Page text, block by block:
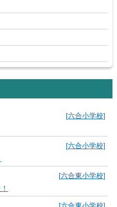
[六合小学校]
[六合小学校]
[六合東小学校]